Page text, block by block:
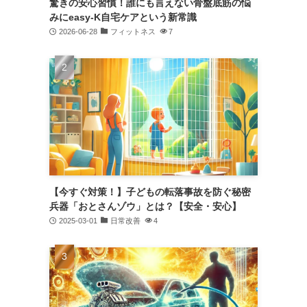
驚きの安心習慣！誰にも言えない骨盤底筋の悩
みにeasy-K自宅ケアという新常識
2026-06-28 フィットネス 7
【今すぐ対策！】子どもの転落事故を防ぐ秘密
兵器「おとさんゾウ」とは？【安全・安心】
2025-03-01 日常改善 4